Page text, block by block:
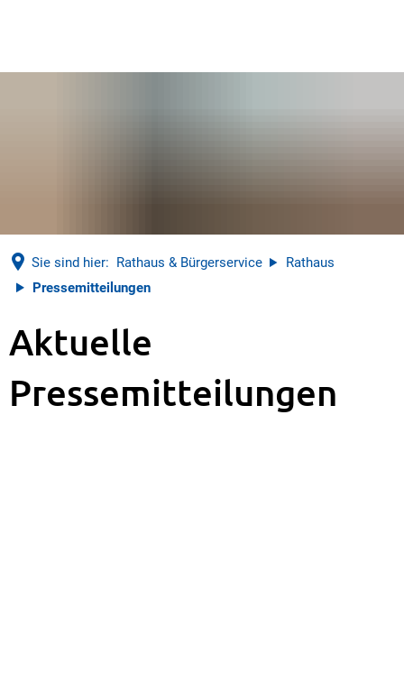
Sie sind hier: Rathaus & Bürgerservice
Rathaus
Pressemitteilungen
Pressemitteilungen
Aktuelle
Pressemitteilungen